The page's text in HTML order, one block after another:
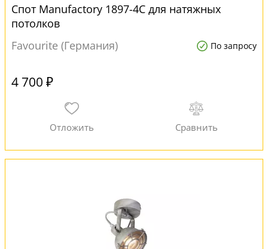
Спот Manufactory 1897-4C для натяжных
потолков
Favourite (Германия)
По запросу
4 700 ₽